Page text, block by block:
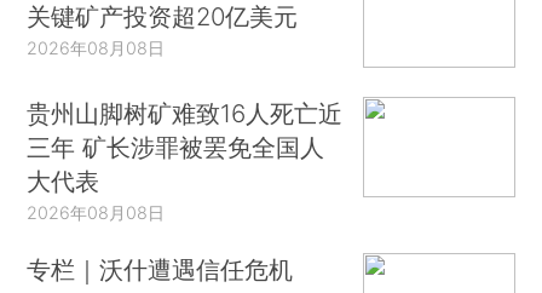
关键矿产投资超20亿美元
2026年08月08日
贵州山脚树矿难致16人死亡近
三年 矿长涉罪被罢免全国人
大代表
2026年08月08日
专栏｜沃什遭遇信任危机